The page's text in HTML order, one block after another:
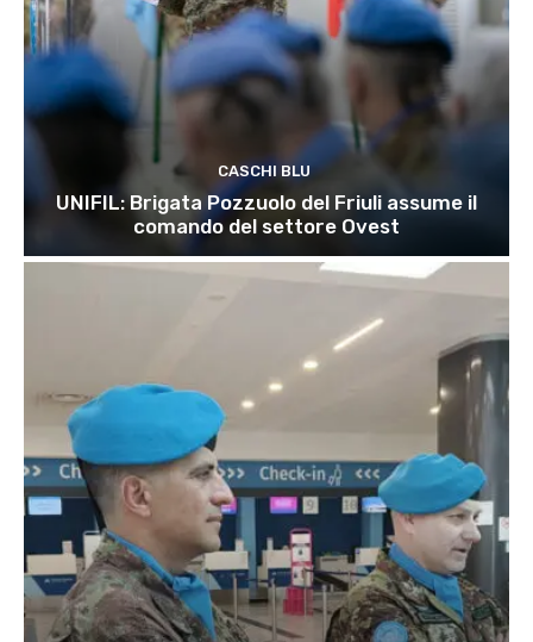
CASCHI BLU
UNIFIL: Brigata Pozzuolo del Friuli assume il
comando del settore Ovest